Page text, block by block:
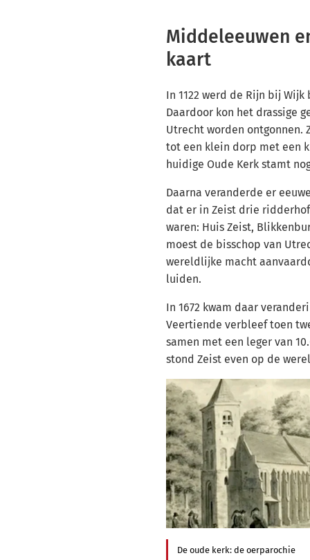
Middeleeuwen
kaart
In 1122 werd de Rijn bij
Daardoor kon het drassige
Utrecht worden ontgonnen.
tot een klein dorp met een
huidige Oude Kerk stamt
Daarna veranderde er
dat er in Zeist drie
waren: Huis Zeist,
moest de bisschop van
wereldlijke macht
luiden.
In 1672 kwam daar
Veertiende verbleef toen
samen met een leger van
stond Zeist even op de
De oude kerk: de oerparochie